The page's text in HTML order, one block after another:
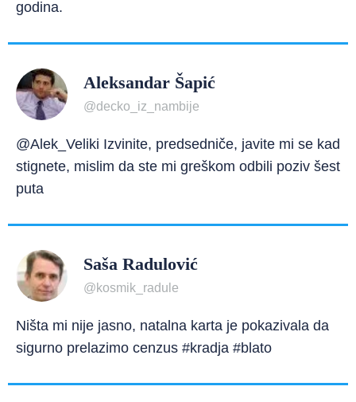
godina.
Aleksandar Šapić
@decko_iz_nambije
@Alek_Veliki Izvinite, predsedniče, javite mi se kad
stignete, mislim da ste mi greškom odbili poziv šest
puta
Saša Radulović
@kosmik_radule
Ništa mi nije jasno, natalna karta je pokazivala da
sigurno prelazimo cenzus #kradja #blato